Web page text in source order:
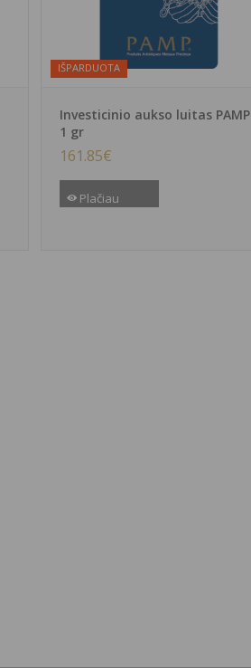
IŠPARDUOTA
Investicinio aukso luitas PAMP
1 gr
161.85€
Plačiau